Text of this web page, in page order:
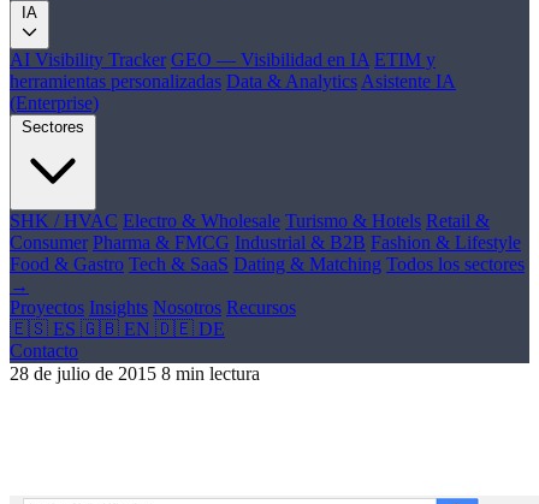
IA
AI Visibility Tracker GEO — Visibilidad en IA ETIM y
herramientas personalizadas Data & Analytics Asistente IA
(Enterprise)
Sectores
SHK / HVAC Electro & Wholesale Turismo & Hotels Retail &
Consumer Pharma & FMCG Industrial & B2B Fashion & Lifestyle
Food & Gastro Tech & SaaS Dating & Matching Todos los sectores
→
Proyectos Insights Nosotros Recursos
🇪🇸 ES 🇬🇧 EN 🇩🇪 DE
Contacto
28 de julio de 2015 8 min lectura